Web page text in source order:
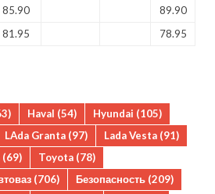
85.90
89.90
81.95 78.95
Haval (54) Hyundai (105)
LAda Granta (97) Lada Vesta (91)
(69) Toyota (78)
(706) Безопасность (209)